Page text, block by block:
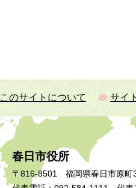
このサイトについて サイ
春日市役所
〒816-8501 福岡県春日市原町